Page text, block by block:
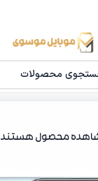
شیامی
محصول هستند